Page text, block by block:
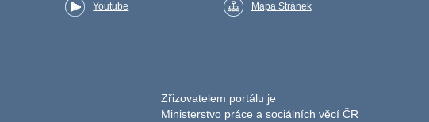
Youtube Mapa Stránek
Zřizovatelem portálu je
Ministerstvo práce a sociálních věcí ČR